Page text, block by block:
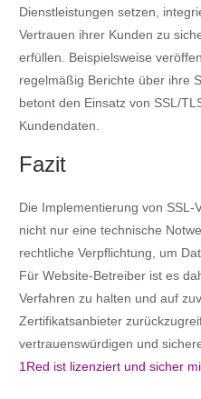
Dienstleistungen setzen,
Vertrauen ihrer Kunden zu
erfüllen. Beispielsweise
regelmäßig Berichte über ihre
betont den Einsatz von SSL/
Kundendaten.
Fazit
Die Implementierung von SSL-
nicht nur eine technische
rechtliche Verpflichtung, um
Für Website-Betreiber ist es
Verfahren zu halten und auf
Zertifikatsanbieter
vertrauenswürdigen und
1Red ist lizenziert und sicher